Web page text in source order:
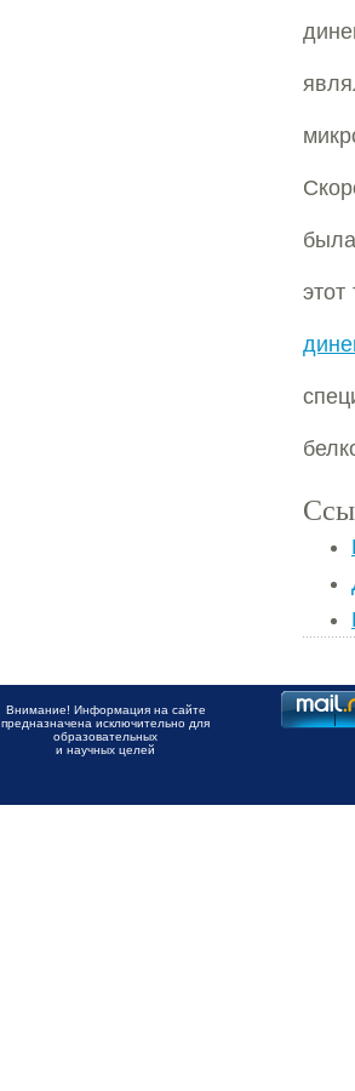
Внимание! Информация на сайте
предназначена исключительно для
образовательных
и научных целей